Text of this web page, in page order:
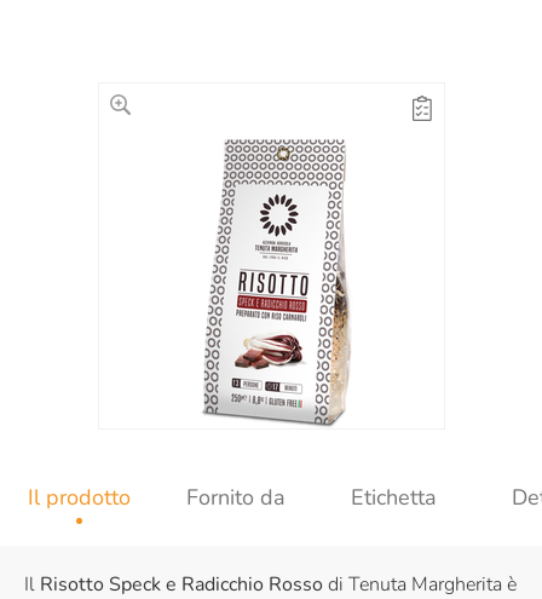
Il prodotto Fornito da Etichetta
Il Risotto Speck e Radicchio Rossodi Tenuta Margherita è